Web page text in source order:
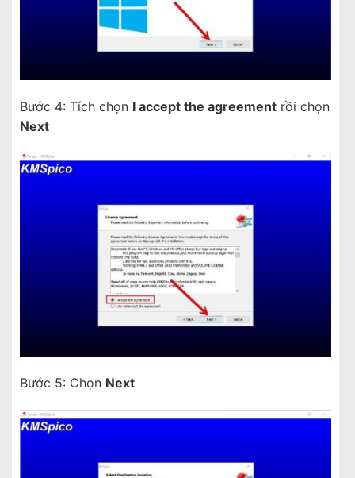
Bước 4: Tích chọn I accept the agreement rồi chọn
Next
Bước 5: Chọn Next